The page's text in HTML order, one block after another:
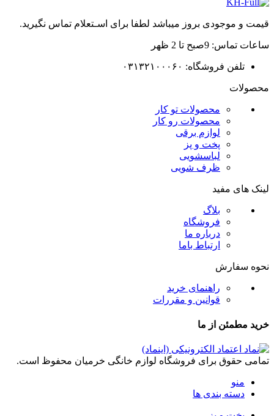
قیمت و موجودی بروز میباشد لطفا برای اسـتعلام تماس نگیرید.
ساعات تماس: 9صبح تا 2 ظهر
تلفن فروشگاه: ۰۳۱۳۲۱۰۰۰۶۰
محصولات
محصولات تو کار
محصولات رو کار
لوازم برقی
پخت و پز
لباسشویی
ظرف شویی
لینک های مفید
بلاگ
فروشگاه
درباره ما
ارتباط باما
نحوه سفارش
راهنمای خرید
قوانین و مقررات
خرید مطمئن از ما
تمامی حقوق برای فروشگاه لوازم خانگی خرمیان محفوظ است.
منو
دسته بندی ها